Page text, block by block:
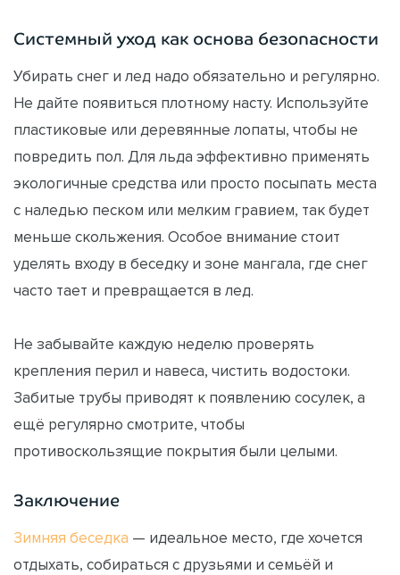
Системный уход как основа безопасности
Убирать снег и лед надо обязательно и регулярно.
Не дайте появиться плотному насту. Используйте
пластиковые или деревянные лопаты, чтобы не
повредить пол. Для льда эффективно применять
экологичные средства или просто посыпать места
с наледью песком или мелким гравием, так будет
меньше скольжения. Особое внимание стоит
уделять входу в беседку и зоне мангала, где снег
часто тает и превращается в лед.
Не забывайте каждую неделю проверять
крепления перил и навеса, чистить водостоки.
Забитые трубы приводят к появлению сосулек, а
ещё регулярно смотрите, чтобы
противоскользящие покрытия были целыми.
Заключение
Зимняя беседка — идеальное место, где хочется
отдыхать, собираться с друзьями и семьёй и